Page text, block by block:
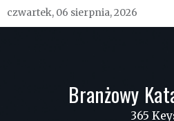
Skip
to
czwartek, 06 sierpnia, 2026
Branżowy
365